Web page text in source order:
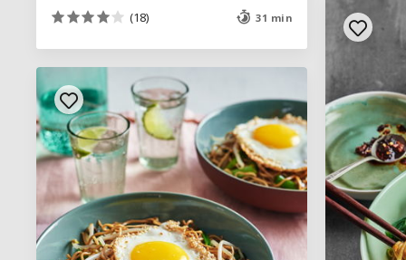
(18) 31 min
(18) 31 min
VOIR LA RECETTE